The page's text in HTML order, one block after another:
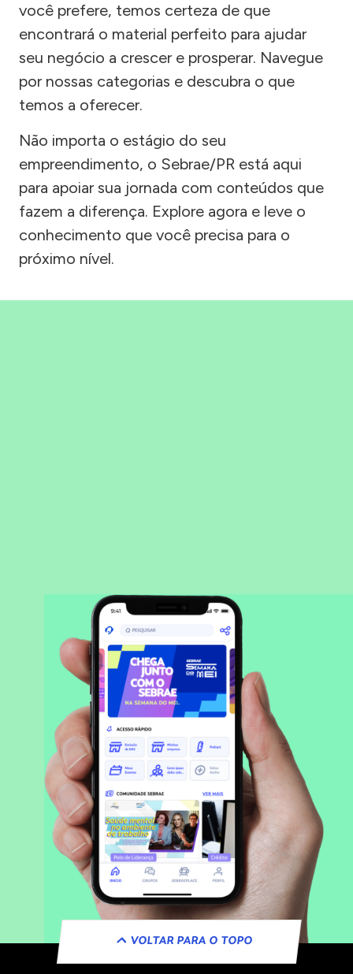
você prefere, temos certeza de que
encontrará o material perfeito para ajudar
seu negócio a crescer e prosperar. Navegue
por nossas categorias e descubra o que
temos a oferecer.
Não importa o estágio do seu
empreendimento, o Sebrae/PR está aqui
para apoiar sua jornada com conteúdos que
fazem a diferença. Explore agora e leve o
conhecimento que você precisa para o
próximo nível.
VOLTAR PARA O TOPO